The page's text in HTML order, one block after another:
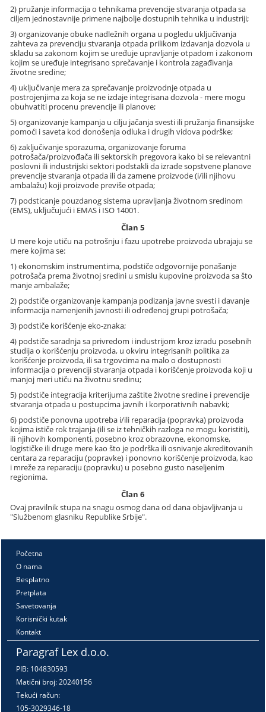
2) pružanje informacija o tehnikama prevencije stvaranja otpada sa
ciljem jednostavnije primene najbolje dostupnih tehnika u industriji;
3) organizovanje obuke nadležnih organa u pogledu uključivanja
zahteva za prevenciju stvaranja otpada prilikom izdavanja dozvola u
skladu sa zakonom kojim se uređuje upravljanje otpadom i zakonom
kojim se uređuje integrisano sprečavanje i kontrola zagađivanja
životne sredine;
4) uključivanje mera za sprečavanje proizvodnje otpada u
postrojenjima za koja se ne izdaje integrisana dozvola - mere mogu
obuhvatiti procenu prevencije ili planove;
5) organizovanje kampanja u cilju jačanja svesti ili pružanja finansijske
pomoći i saveta kod donošenja odluka i drugih vidova podrške;
6) zaključivanje sporazuma, organizovanje foruma
potrošača/proizvođača ili sektorskih pregovora kako bi se relevantni
poslovni ili industrijski sektori podstakli da izrade sopstvene planove
prevencije stvaranja otpada ili da zamene proizvode (i/ili njihovu
ambalažu) koji proizvode previše otpada;
7) podsticanje pouzdanog sistema upravljanja životnom sredinom
(EMS), uključujući i EMAS i ISO 14001.
Član 5
U mere koje utiču na potrošnju i fazu upotrebe proizvoda ubrajaju se
mere kojima se:
1) ekonomskim instrumentima, podstiče odgovornije ponašanje
potrošača prema životnoj sredini u smislu kupovine proizvoda sa što
manje ambalaže;
2) podstiče organizovanje kampanja podizanja javne svesti i davanje
informacija namenjenih javnosti ili određenoj grupi potrošača;
3) podstiče korišćenje eko-znaka;
4) podstiče saradnja sa privredom i industrijom kroz izradu posebnih
studija o korišćenju proizvoda, u okviru integrisanih politika za
korišćenje proizvoda, ili sa trgovcima na malo o dostupnosti
informacija o prevenciji stvaranja otpada i korišćenje proizvoda koji u
manjoj meri utiču na životnu sredinu;
5) podstiče integracija kriterijuma zaštite životne sredine i prevencije
stvaranja otpada u postupcima javnih i korporativnih nabavki;
6) podstiče ponovna upotreba i/ili reparacija (popravka) proizvoda
kojima ističe rok trajanja (ili se iz tehničkih razloga ne mogu koristiti),
ili njihovih komponenti, posebno kroz obrazovne, ekonomske,
logističke ili druge mere kao što je podrška ili osnivanje akreditovanih
centara za reparaciju (popravke) i ponovno korišćenje proizvoda, kao
i mreže za reparaciju (popravku) u posebno gusto naseljenim
regionima.
Član 6
Ovaj pravilnik stupa na snagu osmog dana od dana objavljivanja u
"Službenom glasniku Republike Srbije".
Početna
O nama
Besplatno
Pretplata
Savetovanja
Korisnički kutak
Kontakt
Paragraf Lex d.o.o.
PIB: 104830593
Matični broj: 20240156
Tekući račun:
105-3029346-18